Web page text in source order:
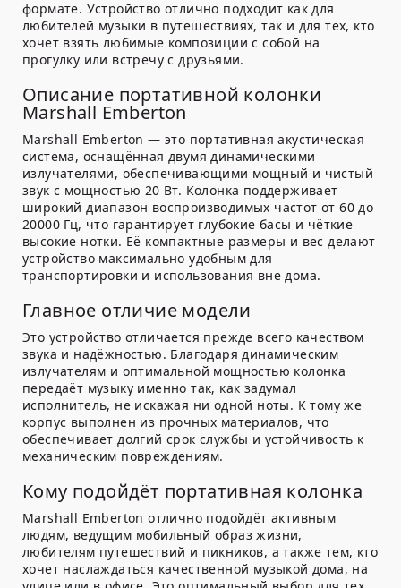
формате. Устройство отлично подходит как для
любителей музыки в путешествиях, так и для тех, кто
хочет взять любимые композиции с собой на
прогулку или встречу с друзьями.
Описание портативной колонки
Marshall Emberton
Marshall Emberton — это портативная акустическая
система, оснащённая двумя динамическими
излучателями, обеспечивающими мощный и чистый
звук с мощностью 20 Вт. Колонка поддерживает
широкий диапазон воспроизводимых частот от 60 до
20000 Гц, что гарантирует глубокие басы и чёткие
высокие нотки. Её компактные размеры и вес делают
устройство максимально удобным для
транспортировки и использования вне дома.
Главное отличие модели
Это устройство отличается прежде всего качеством
звука и надёжностью. Благодаря динамическим
излучателям и оптимальной мощностью колонка
передаёт музыку именно так, как задумал
исполнитель, не искажая ни одной ноты. К тому же
корпус выполнен из прочных материалов, что
обеспечивает долгий срок службы и устойчивость к
механическим повреждениям.
Кому подойдёт портативная колонка
Marshall Emberton отлично подойдёт активным
людям, ведущим мобильный образ жизни,
любителям путешествий и пикников, а также тем, кто
хочет наслаждаться качественной музыкой дома, на